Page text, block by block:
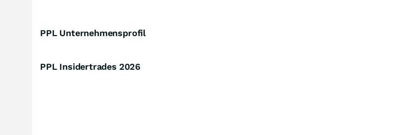
PPL Unternehmensprofil
PPL Insidertrades 2026